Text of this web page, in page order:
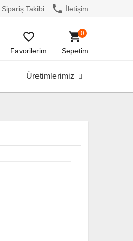
Sipariş Takibi phone İletişim
favorite_border
Favorilerim
shopping_cart
Sepetim
0
Üretimlerimiz